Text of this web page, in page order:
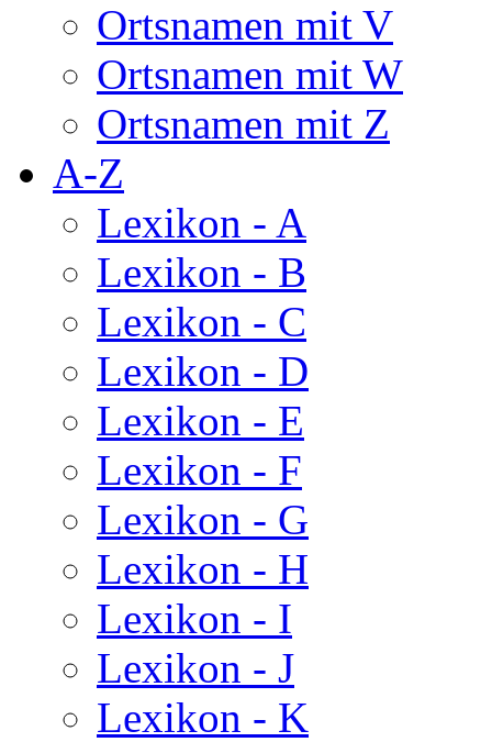
Ortsnamen mit V
Ortsnamen mit W
Ortsnamen mit Z
A-Z
Lexikon - A
Lexikon - B
Lexikon - C
Lexikon - D
Lexikon - E
Lexikon - F
Lexikon - G
Lexikon - H
Lexikon - I
Lexikon - J
Lexikon - K